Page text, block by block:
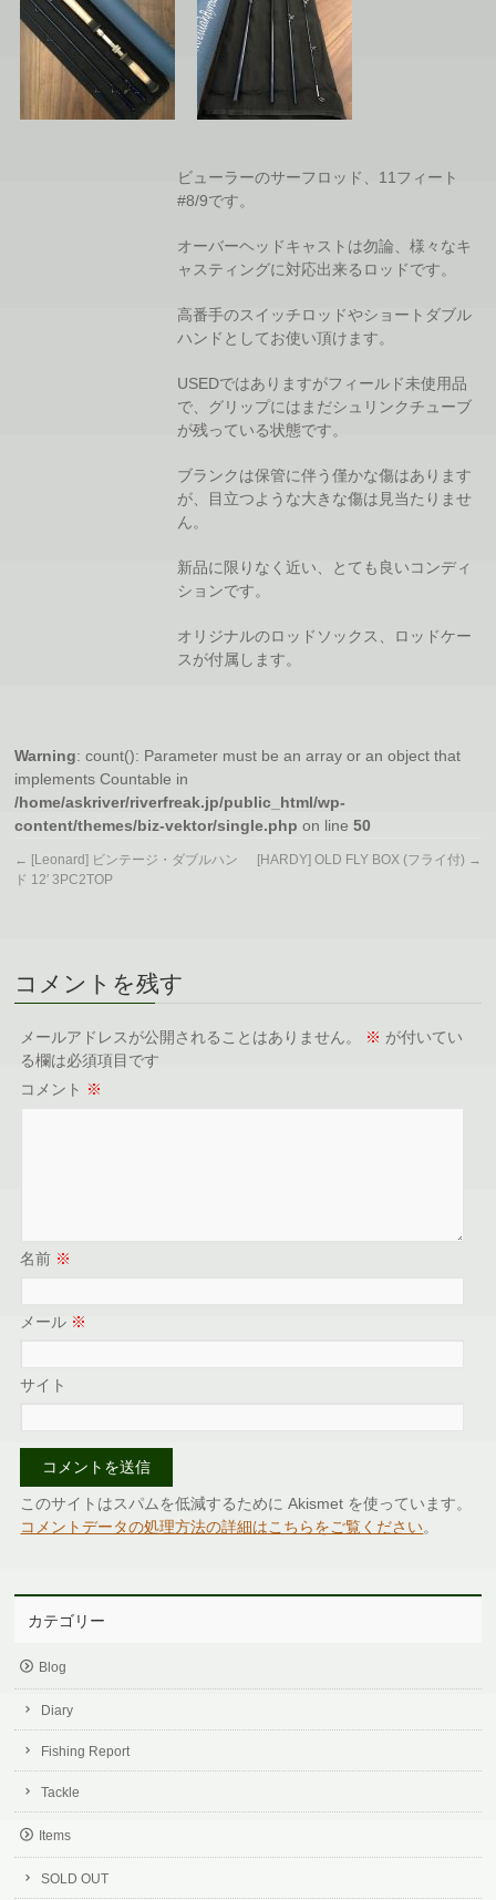
ビューラーのサーフロッド、11フィート
#8/9です。
オーバーヘッドキャストは勿論、様々なキ
ャスティングに対応出来るロッドです。
高番手のスイッチロッドやショートダブル
ハンドとしてお使い頂けます。
USEDではありますがフィールド未使用品
で、グリップにはまだシュリンクチューブ
が残っている状態です。
ブランクは保管に伴う僅かな傷はあります
が、目立つような大きな傷は見当たりませ
ん。
新品に限りなく近い、とても良いコンディ
ションです。
オリジナルのロッドソックス、ロッドケー
スが付属します。
Warning: count(): Parameter must be an array or an object that
implements Countable in
/home/askriver/riverfreak.jp/public_html/wp-
content/themes/biz-vektor/single.php on line50
← [Leonard] ビンテージ・ダブルハン
ド 12′ 3PC2TOP
[HARDY] OLD FLY BOX (フライ付) →
コメントを残す
メールアドレスが公開されることはありません。 ※ が付いてい
る欄は必須項目です
コメント ※
名前 ※
メール ※
サイト
このサイトはスパムを低減するために Akismet を使っています。
コメントデータの処理方法の詳細はこちらをご覧ください。
カテゴリー
Blog
Diary
Fishing Report
Tackle
Items
SOLD OUT